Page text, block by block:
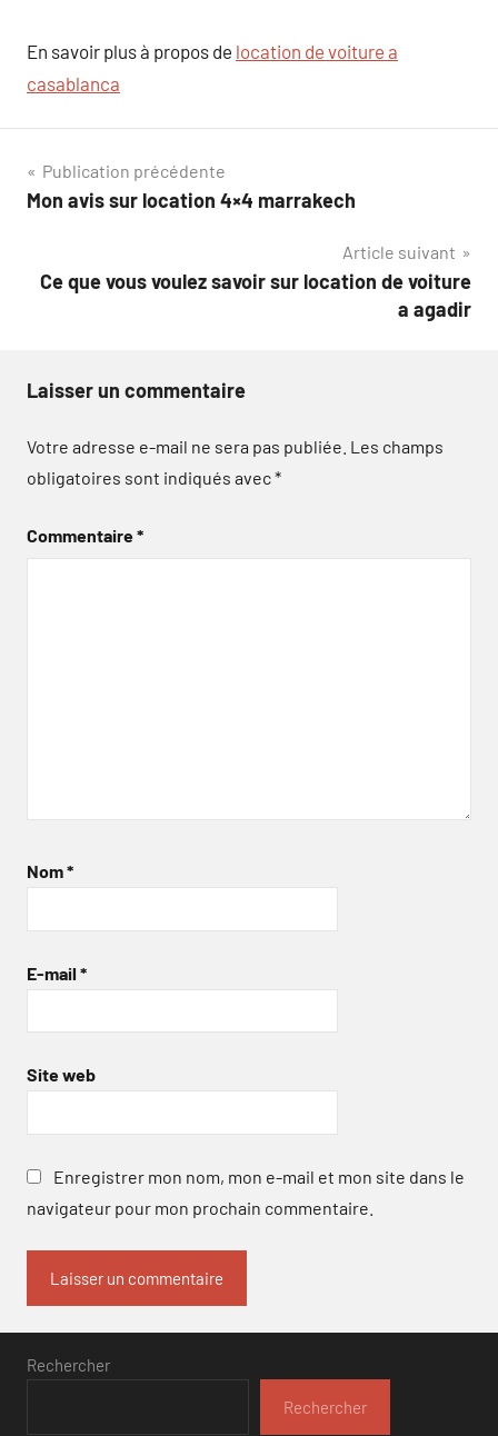
En savoir plus à propos de location de voiture a
casablanca
Navigation
de
Publication précédente
Mon avis sur location 4×4 marrakech
Article suivant
Ce que vous voulez savoir sur location de voiture
a agadir
Laisser un commentaire
Votre adresse e-mail ne sera pas publiée. Les champs
obligatoires sont indiqués avec*
Commentaire*
Nom*
E-mail *
Site web
Enregistrer mon nom, mon e-mail et mon site dans le
navigateur pour mon prochain commentaire.
Rechercher
Rechercher